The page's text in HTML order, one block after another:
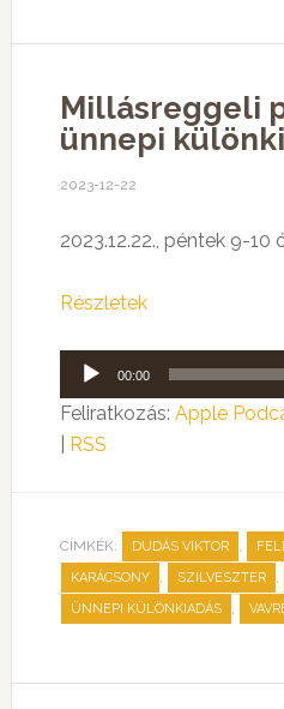
Millásreggeli
ünnepi
2023-12-22
2023.12.22., péntek 9-10
Részletek
Audió
lejátszó
00:00
Feliratkozás: Apple
RSS
CÍMKÉK: DUDÁS VIKTOR ,
KARÁCSONY , SZILVESZTER ,
ÜNNEPI KÜLÖNKIADÁS ,